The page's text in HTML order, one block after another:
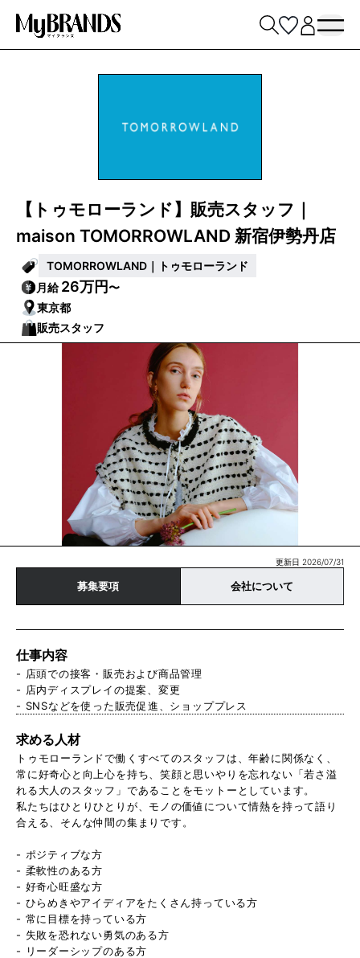
【トゥモローランド】販売スタッフ｜
maison TOMORROWLAND 新宿伊勢丹店
TOMORROWLAND｜トゥモローランド
月給26万円〜
東京都
販売スタッフ
更新日 2026/07/31
募集要項 会社について
仕事内容
- 店頭での接客・販売および商品管理
- 店内ディスプレイの提案、変更
- SNSなどを使った販売促進、ショッププレス
求める人材
トゥモローランドで働くすべてのスタッフは、年齢に関係なく、
常に好奇心と向上心を持ち、笑顔と思いやりを忘れない「若さ溢
れる大人のスタッフ」であることをモットーとしています。
私たちはひとりひとりが、モノの価値について情熱を持って語り
合える、そんな仲間の集まりです。
- ポジティブな方
- 柔軟性のある方
- 好奇心旺盛な方
- ひらめきやアイディアをたくさん持っている方
- 常に目標を持っている方
- 失敗を恐れない勇気のある方
- リーダーシップのある方